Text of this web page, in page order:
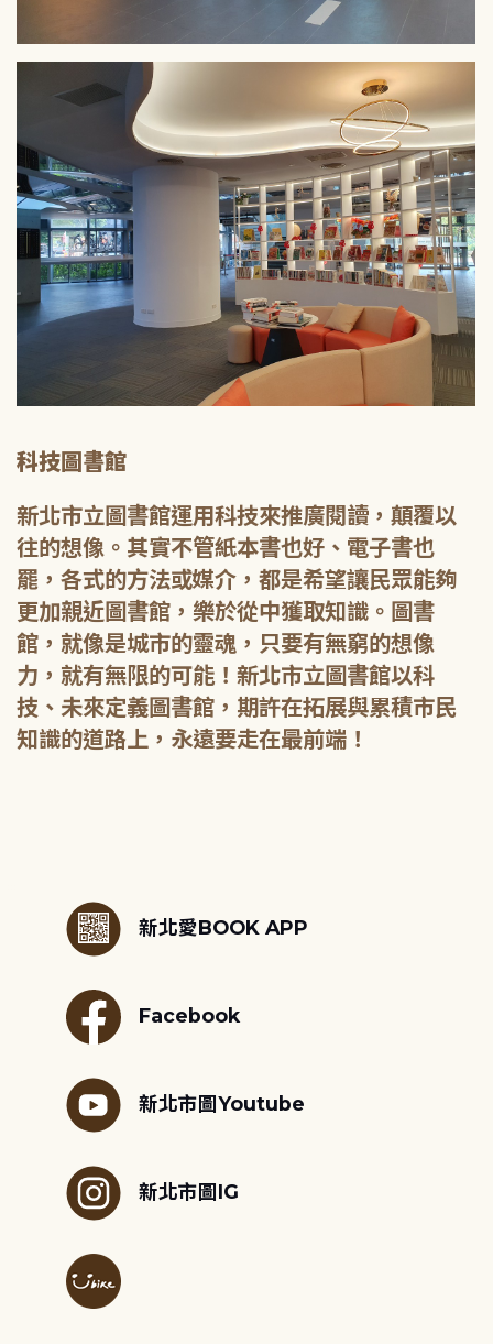
科技圖書館
新北市立圖書館運用科技來推廣閱讀，顛覆以
往的想像。其實不管紙本書也好、電子書也
罷，各式的方法或媒介，都是希望讓民眾能夠
更加親近圖書館，樂於從中獲取知識。圖書
館，就像是城市的靈魂，只要有無窮的想像
力，就有無限的可能！新北市立圖書館以科
技、未來定義圖書館，期許在拓展與累積市民
知識的道路上，永遠要走在最前端！
新北愛BOOK APP
Facebook
新北市圖Youtube
新北市圖IG